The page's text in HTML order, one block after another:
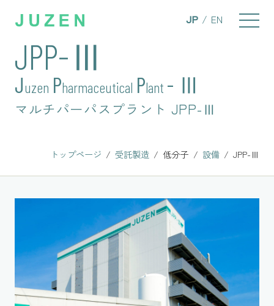
JP EN
マルチパーパスプラント JPP-Ⅲ
JPP-Ⅲ
Juzen Pharmaceutical Plant - Ⅲ
トップページ 受託製造 低分子 設備 JPP-Ⅲ